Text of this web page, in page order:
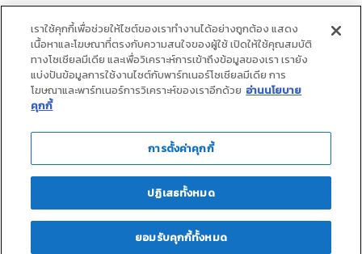
alliance
เราใช้คุกกี้เพื่อช่วยให้ไซต์ของเราทำงานได้อย่างถูกต้อง แสดง
เนื้อหาและโฆษณาที่ตรงกับความสนใจของผู้ใช้ เปิดให้ใช้คุณสมบัติ
ทางโซเชียลมีเดีย และเพื่อวิเคราะห์การเข้าถึงข้อมูลของเรา เรายัง
แบ่งปันข้อมูลการใช้งานไซต์กับพาร์ทเนอร์โซเชียลมีเดีย การ
โฆษณาและพาร์ทเนอร์การวิเคราะห์ของเราอีกด้วย อ่านนโยบาย
คุกกี้
การตั้งค่าคุกกี้
ปฏิเสธทั้งหมด
ยอมรับคุกกี้ทั้งหมด